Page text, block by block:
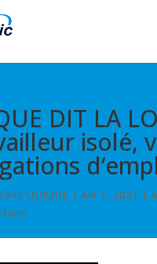
DIT LA
isolé,
QUIQUE| Avr 1, 2021 |